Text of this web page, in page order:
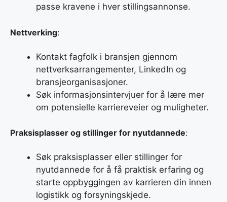
passe kravene i hver stillingsannonse.
Nettverking:
Kontakt fagfolk i bransjen gjennom
nettverksarrangementer, LinkedIn og
bransjeorganisasjoner.
Søk informasjonsintervjuer for å lære mer
om potensielle karriereveier og muligheter.
Praksisplasser og stillinger for nyutdannede:
Søk praksisplasser eller stillinger for
nyutdannede for å få praktisk erfaring og
starte oppbyggingen av karrieren din innen
logistikk og forsyningskjede.